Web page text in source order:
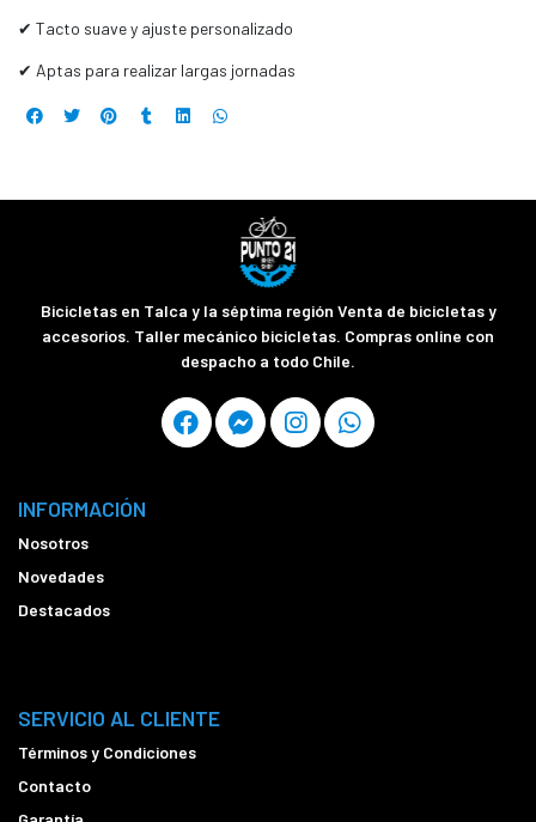
✔ Tacto suave y ajuste personalizado
✔ Aptas para realizar largas jornadas
Bicicletas en Talca y la séptima región Venta de bicicletas y
accesorios. Taller mecánico bicicletas. Compras online con
despacho a todo Chile.
INFORMACIÓN
Nosotros
Novedades
Destacados
SERVICIO AL CLIENTE
Términos y Condiciones
Contacto